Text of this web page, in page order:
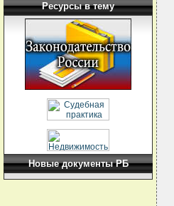
Ресурсы в тему
Новые документы РБ